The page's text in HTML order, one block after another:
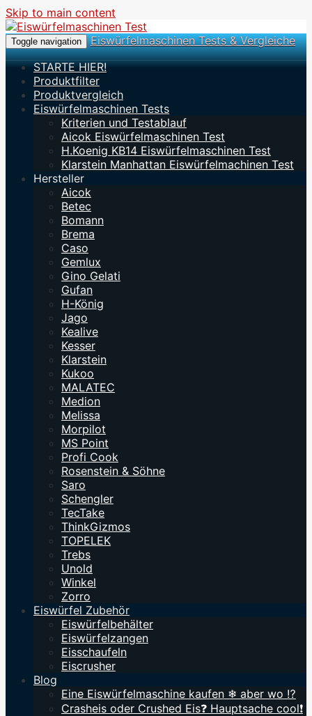
Skip to main content
Toggle navigation
Eiswürfelmaschinen Tests & Vergleiche
STARTE HIER!
Produktfilter
Produktvergleich
Eiswürfelmaschinen Tests
Kriterien und Testablauf
Aicok Eiswürfelmaschinen Test
H.Koenig KB14 Eiswürfelmaschinen Test
Klarstein Manhattan Eiswürfelmachinen Test
Hersteller
Aicok
Betec
Bomann
Brema
Caso
Gemlux
Gino Gelati
Gufan
H-König
Jago
Kealive
Kesser
Klarstein
Kukoo
MALATEC
Medion
Melissa
Morpilot
MS Point
Profi Cook
Rosenstein & Söhne
Saro
Schengler
TecTake
ThinkGizmos
TOPELEK
Trebs
Unold
Winkel
Zorro
Eiswürfel Zubehör
Eiswürfelbehälter
Eiswürfelzangen
Eisschaufeln
Eiscrusher
Blog
Eine Eiswürfelmaschine kaufen ❄ aber wo ⁉️
Crasheis oder Crushed Eis❓ Hauptsache cool❗